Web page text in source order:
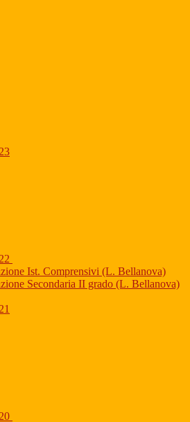
Ist. Comprensivi (L. Bellanova)
Secondaria II grado (L. Bellanova)